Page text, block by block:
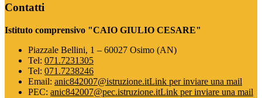
Contatti
Istituto comprensivo "CAIO GIULIO CESARE"
Piazzale Bellini, 1 – 60027 Osimo (AN)
Tel: 071.7231305
Tel: 071.7238246
Email: anic842007@istruzione.itLink per inviare una mail
PEC: anic842007@pec.istruzione.itLink per inviare una mail